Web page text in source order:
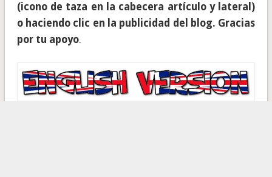
(icono de taza en la cabecera artículo y lateral)
o haciendo clic en la publicidad del blog. Gracias
por tu apoyo.